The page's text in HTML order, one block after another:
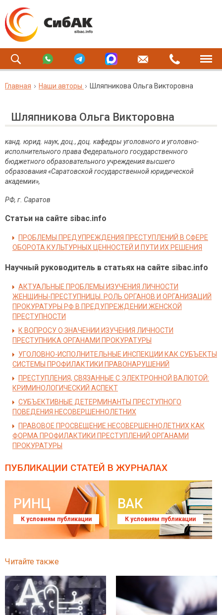
Главная Наши авторы Шляпникова Ольга Викторовна
Шляпникова Ольга Викторовна
канд. юрид. наук, доц., доц. кафедры уголовного и уголовно-
исполнительного права Федерального государственного
бюджетного образовательного учреждения высшего
образования «Саратовской государственной юридической
академии»,
РФ, г. Саратов
Статьи на сайте sibac.info
ПРОБЛЕМЫ ПРЕДУПРЕЖДЕНИЯ ПРЕСТУПЛЕНИЙ В СФЕРЕ
ОБОРОТА КУЛЬТУРНЫХ ЦЕННОСТЕЙ И ПУТИ ИХ РЕШЕНИЯ
Научный руководитель в статьях на сайте sibac.info
АКТУАЛЬНЫЕ ПРОБЛЕМЫ ИЗУЧЕНИЯ ЛИЧНОСТИ
ЖЕНЩИНЫ-ПРЕСТУПНИЦЫ. РОЛЬ ОРГАНОВ И ОРГАНИЗАЦИЙ
ПРОКУРАТУРЫ РФ В ПРЕДУПРЕЖДЕНИИ ЖЕНСКОЙ
ПРЕСТУПНОСТИ
К ВОПРОСУ О ЗНАЧЕНИИ ИЗУЧЕНИЯ ЛИЧНОСТИ
ПРЕСТУПНИКА ОРГАНАМИ ПРОКУРАТУРЫ
УГОЛОВНО-ИСПОЛНИТЕЛЬНЫЕ ИНСПЕКЦИИ КАК СУБЪЕКТЫ
СИСТЕМЫ ПРОФИЛАКТИКИ ПРАВОНАРУШЕНИЙ
ПРЕСТУПЛЕНИЯ, СВЯЗАННЫЕ С ЭЛЕКТРОННОЙ ВАЛЮТОЙ:
КРИМИНОЛОГИЧЕСКИЙ АСПЕКТ
СУБЪЕКТИВНЫЕ ДЕТЕРМИНАНТЫ ПРЕСТУПНОГО
ПОВЕДЕНИЯ НЕСОВЕРШЕННОЛЕТНИХ
ПРАВОВОЕ ПРОСВЕЩЕНИЕ НЕСОВЕРШЕННОЛЕТНИХ КАК
ФОРМА ПРОФИЛАКТИКИ ПРЕСТУПЛЕНИЙ ОРГАНАМИ
ПРОКУРАТУРЫ
ПУБЛИКАЦИИ СТАТЕЙ В ЖУРНАЛАХ
РИНЦ
К условиям публикации
ВАК
К условиям публикации
Читайте также